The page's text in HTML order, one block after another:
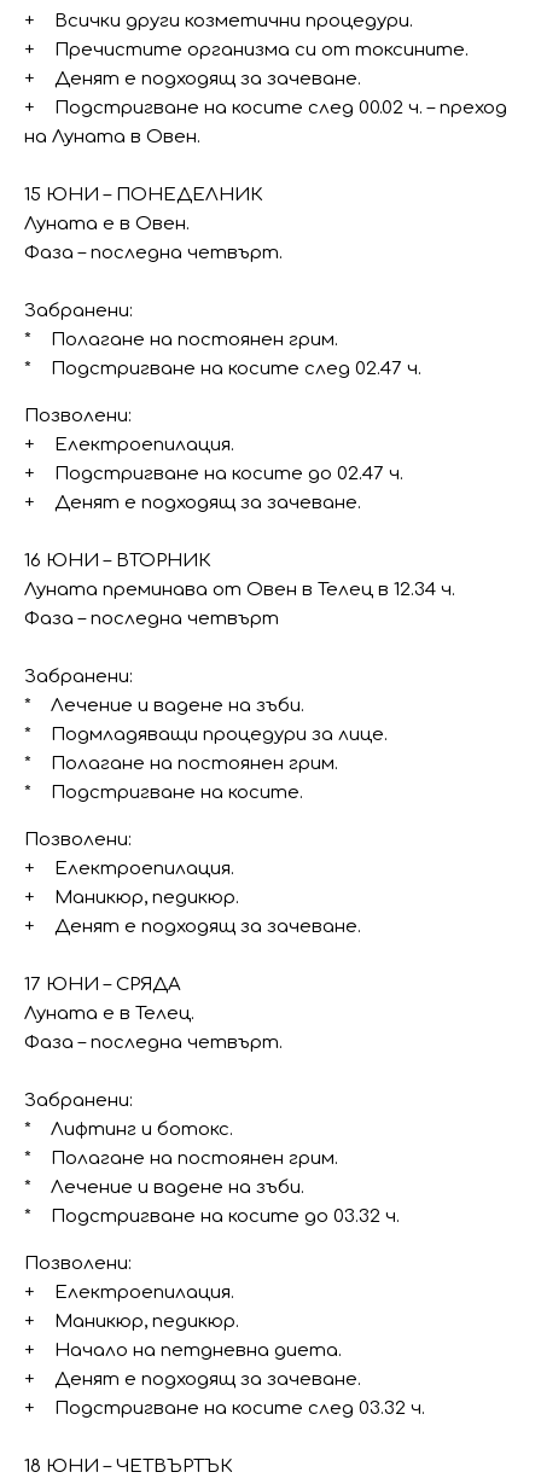
+ Всички други козметични процедури.
+ Пречистите организма си от токсините.
+ Денят е подходящ за зачеване.
+ Подстригване на косите след 00.02 ч. – преход
на Луната в Овен.
15 ЮНИ – ПОНЕДЕЛНИК
Луната е в Овен.
Фаза – последна четвърт.
Забранени:
* Полагане на постоянен грим.
* Подстригване на косите след 02.47 ч.
Позволени:
+ Електроепилация.
+ Подстригване на косите до 02.47 ч.
+ Денят е подходящ за зачеване.
16 ЮНИ – ВТОРНИК
Луната преминава от Овен в Телец в 12.34 ч.
Фаза – последна четвърт
Забранени:
* Лечение и вадене на зъби.
* Подмладяващи процедури за лице.
* Полагане на постоянен грим.
* Подстригване на косите.
Позволени:
+ Електроепилация.
+ Маникюр, педикюр.
+ Денят е подходящ за зачеване.
17 ЮНИ – СРЯДА
Луната е в Телец.
Фаза – последна четвърт.
Забранени:
* Лифтинг и ботокс.
* Полагане на постоянен грим.
* Лечение и вадене на зъби.
* Подстригване на косите до 03.32 ч.
Позволени:
+ Електроепилация.
+ Маникюр, педикюр.
+ Начало на петдневна диета.
+ Денят е подходящ за зачеване.
+ Подстригване на косите след 03.32 ч.
18 ЮНИ – ЧЕТВЪРТЪК